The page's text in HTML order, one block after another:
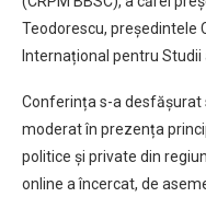
Teodorescu, președintele
Internațional pentru Studii
Conferința s-a desfășurat
moderat în prezența
politice și private din
online a încercat, de